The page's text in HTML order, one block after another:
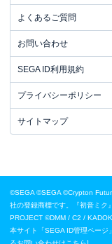
よくあるご質問
お問い合わせ
SEGA ID利用規約
プライバシーポリシー
サイトマップ
©SEGA ©SEGA ©Crypton
社の登録商標です。『初音ミク
PROJECT ©DMM / C2 /
本サイト「SEGA ID管理ページ